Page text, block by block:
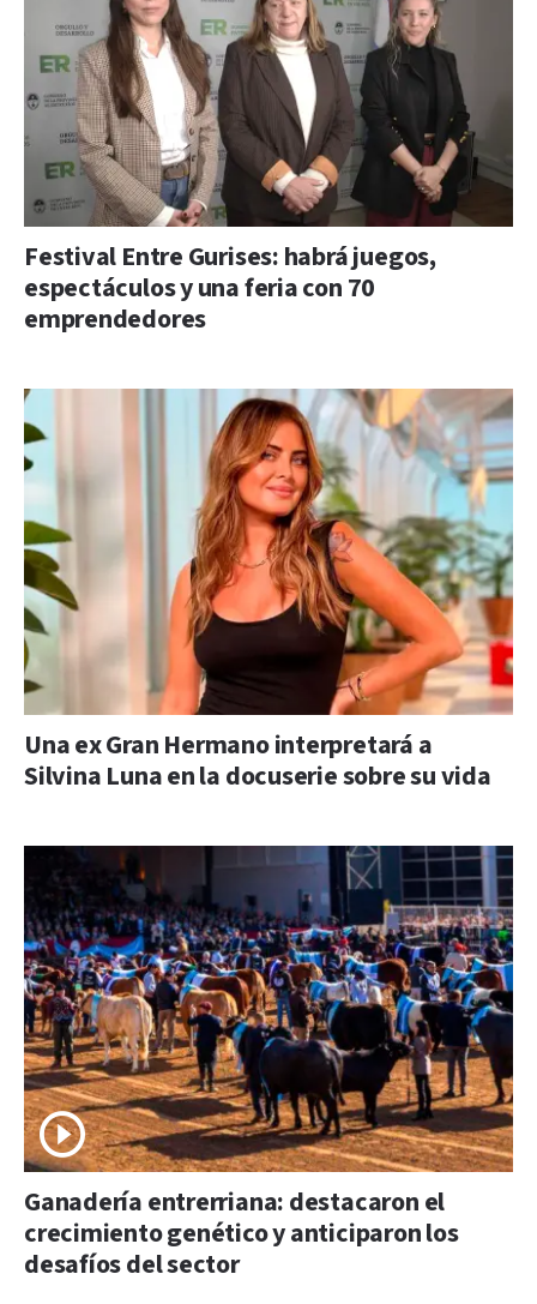
Festival Entre Gurises: habrá juegos,
espectáculos y una feria con 70
emprendedores
Una ex Gran Hermano interpretará a
Silvina Luna en la docuserie sobre su vida
Ganadería entrerriana: destacaron el
crecimiento genético y anticiparon los
desafíos del sector